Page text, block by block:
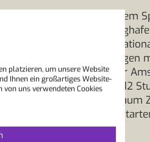
Die Anreise zu
internationalen
von grossen
meisten Verbindungen
Istanbul, Dubai oder
beträgt rund 11 bis 12
Südafrika gibt es
deinen Aufenthalt
müssen.
platzieren, um unsere Website
Ihnen ein großartiges Website-
uns verwendeten Cookies